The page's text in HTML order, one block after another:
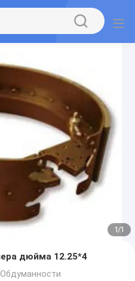
1/1
дюйма 12.25*4
Обдуманности